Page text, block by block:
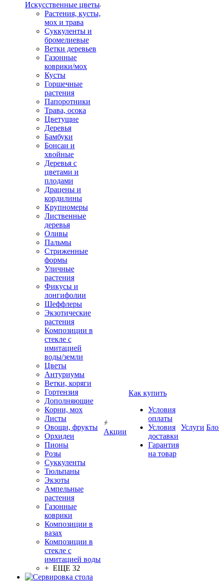
Искусственные цветы
Растения, кусты,
мох и трава
Суккуленты и
бромелиевые
Ветки деревьев
Газонные
коврики/мох
Кусты
Горшечные
растения
Папоротники
Трава, осока
Цветущие
Деревья
Бамбуки
Бонсаи и
хвойные
Деревья с
цветами и
плодами
Драцены и
кордилины
Крупномеры
Лиственные
деревья
Оливы
Пальмы
Стриженные
формы
Уличные
растения
Фикусы и
лонгифолии
Шеффлеры
Экзотические
растения
Композиции в
стекле с
имитацией
воды/земли
Цветы
Антуриумы
Ветки, коряги
Гортензия
Дополняющие
Корни, мох
Листы
Овощи, фрукты
Орхидеи
Пионы
Розы
Суккуленты
Тюльпаны
Экзоты
Ампельные
растения
Газонные
коврики
Композиции в
вазах
Композиции в
стекле с
имитацией воды
+ ЕЩЕ 32
Акции
Как купить
Условия
оплаты
Условия
доставки
Гарантия
на товар
Услуги